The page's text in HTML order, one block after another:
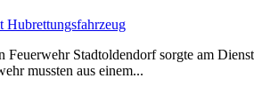
Stadtoldendorf sorgte am
mussten aus einem...